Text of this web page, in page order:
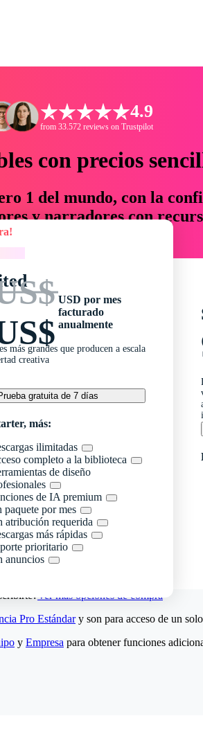
4.9
from 33.572 reviews on Trustpilot
con precios
1 del mundo, con la
y narradores con
tiempo y presupuesto.
USD por mes
facturado
anualmente
más grandes que producen a escala
creativa
gratuita de 7 días
más:
ilimitadas
completo a la biblioteca
de diseño
de IA premium
paquete por mes
atribución requerida
más rápidas
prioritario
anuncios
Ver más opciones de compra
Pro Estándary son para acceso de un
y Empresa para obtener funciones